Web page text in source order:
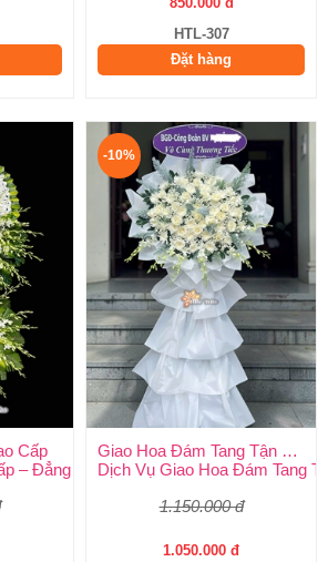
HTL-307
Đặt hàng
Cấp
– Đẳng Cấp Tinh Tế, Kính Viếng Trang
-10%
Giao Hoa Đám Tang Tận Nơi Toàn Quốc
Dịch Vụ Giao Hoa Đám Tang
1.150.000 đ
1.050.000 đ